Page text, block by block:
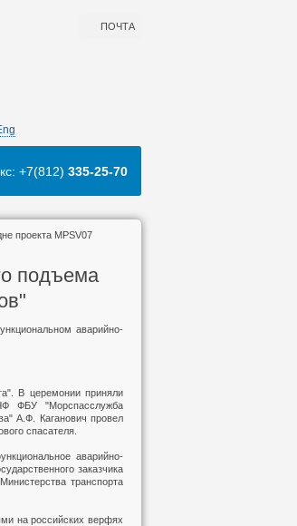
ПОЧТА
+7(812) 335-25-70
проекта MPSV07
подъема
аварийно-
В церемонии приняли
ФБУ "Морспасслужба
А.Ф. Каганович провел
спасателя.
аварийно-
заказчика
транспорта
на российских верфях